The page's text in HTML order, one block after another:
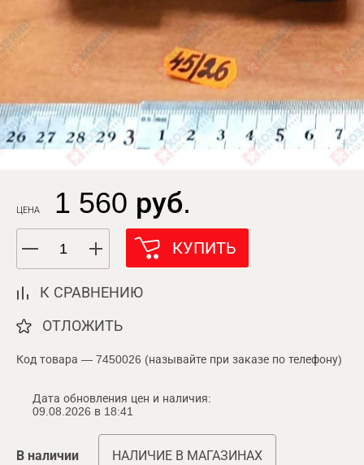
ЦЕНА 1 560 руб.
КУПИТЬ
К СРАВНЕНИЮ
ОТЛОЖИТЬ
Код товара — 7450026 (называйте при заказе по телефону)
Дата обновления цен и наличия:
09.08.2026 в 18:41
В наличии НАЛИЧИЕ В МАГАЗИНАХ